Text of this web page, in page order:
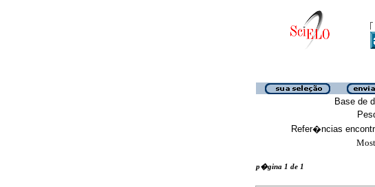
Base de
Refer�ncias
p�gina 1 de 1